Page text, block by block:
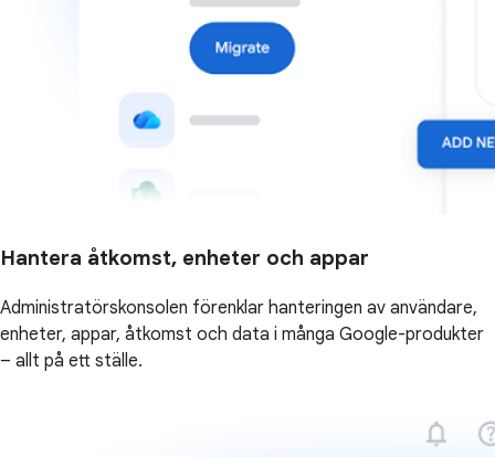
Hantera åtkomst, enheter och appar
Administratörskonsolen förenklar hanteringen av användare,
enheter, appar, åtkomst och data i många Google-produkter
– allt på ett ställe.